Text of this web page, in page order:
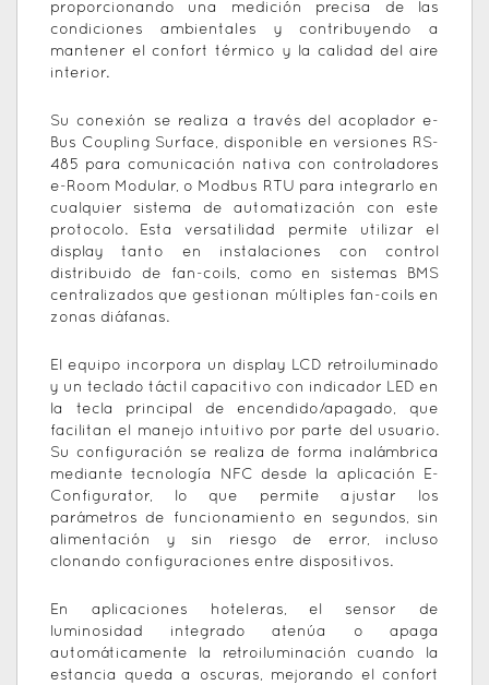
proporcionando una medición precisa de las
condiciones ambientales y contribuyendo a
mantener el confort térmico y la calidad del aire
interior.
Su conexión se realiza a través del acoplador e-
Bus Coupling Surface, disponible en versiones RS-
485 para comunicación nativa con controladores
e-Room Modular, o Modbus RTU para integrarlo en
cualquier sistema de automatización con este
protocolo. Esta versatilidad permite utilizar el
display tanto en instalaciones con control
distribuido de fan-coils, como en sistemas BMS
centralizados que gestionan múltiples fan-coils en
zonas diáfanas.
El equipo incorpora un display LCD retroiluminado
y un teclado táctil capacitivo con indicador LED en
la tecla principal de encendido/apagado, que
facilitan el manejo intuitivo por parte del usuario.
Su configuración se realiza de forma inalámbrica
mediante tecnología NFC desde la aplicación E-
Configurator, lo que permite ajustar los
parámetros de funcionamiento en segundos, sin
alimentación y sin riesgo de error, incluso
clonando configuraciones entre dispositivos.
En aplicaciones hoteleras, el sensor de
luminosidad integrado atenúa o apaga
automáticamente la retroiluminación cuando la
estancia queda a oscuras, mejorando el confort